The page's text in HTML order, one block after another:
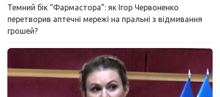
Темний бік “Фармастора”: як Ігор Червоненко
перетворив аптечні мережі на пральні з відмивання
грошей?